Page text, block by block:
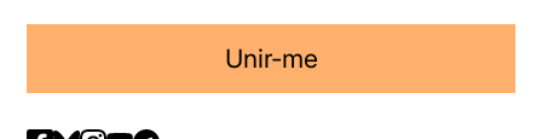
Unir-me